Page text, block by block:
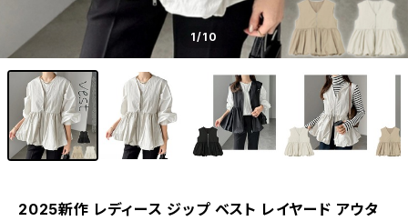
1/10
2025新作 レディース ジップ ベスト レイヤード アウタ